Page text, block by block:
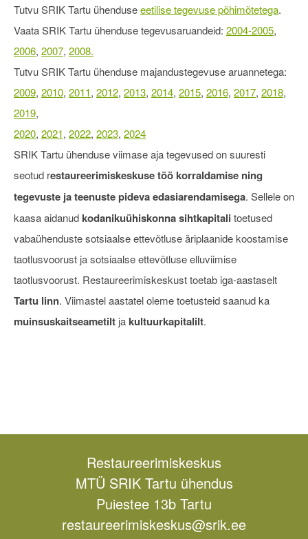
Tutvu SRIK Tartu ühenduseeetilise tegevuse põhimõtetega.
Vaata SRIK Tartu ühenduse tegevusaruandeid: 2004-2005,
2006, 2007, 2008.
Tutvu SRIK Tartu ühenduse majandustegevuse aruannetega:
2009, 2010, 2011, 2012, 2013, 2014, 2015, 2016, 2017, 2018,
2019,
2020, 2021, 2022, 2023, 2024
SRIK Tartu ühenduse viimase aja tegevused on suuresti
seotud restaureerimiskeskuse töö korraldamise ning
tegevuste ja teenuste pideva edasiarendamisega. Sellele on
kaasa aidanud kodanikuühiskonna sihtkapitali toetused
vabaühenduste sotsiaalse ettevõtluse äriplaanide koostamise
taotlusvoorust ja sotsiaalse ettevõtluse elluviimise
taotlusvoorust. Restaureerimiskeskust toetab iga-aastaselt
Tartu linn. Viimastel aastatel oleme toetusteid saanud ka
muinsuskaitseametilt ja kultuurkapitalilt.
Restaureerimiskeskus
MTÜ SRIK Tartu ühendus
Puiestee 13b Tartu
restaureerimiskeskus@srik.ee